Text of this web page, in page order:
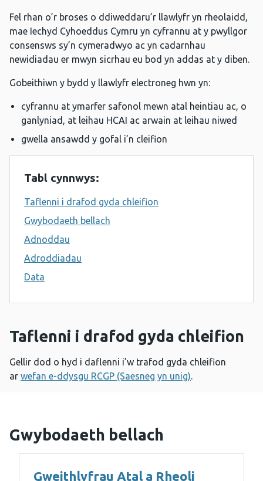
Fel rhan o’r broses o ddiweddaru’r llawlyfr yn rheolaidd,
mae Iechyd Cyhoeddus Cymru yn cyfrannu at y pwyllgor
consensws sy’n cymeradwyo ac yn cadarnhau
newidiadau er mwyn sicrhau eu bod yn addas at y diben.
Gobeithiwn y bydd y llawlyfr electroneg hwn yn:
cyfrannu at ymarfer safonol mewn atal heintiau ac, o
ganlyniad, at leihau HCAI ac arwain at leihau niwed
gwella ansawdd y gofal i’n cleifion
Tabl cynnwys:
Taflenni i drafod gyda chleifion
Gwybodaeth bellach
Adnoddau
Adroddiadau
Data
Taflenni i drafod gyda chleifion
Gellir dod o hyd i daflenni i’w trafod gyda chleifion
ar wefan e-ddysgu RCGP (Saesneg yn unig).
Gwybodaeth bellach
Gweithlyfrau Atal a Rheoli